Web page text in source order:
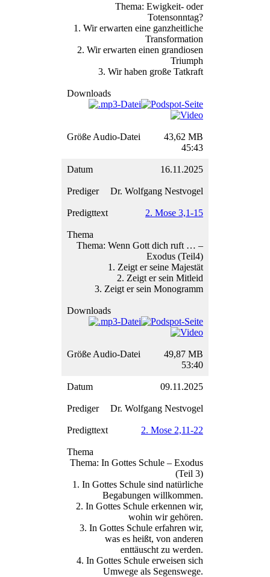
Thema: Ewigkeit- oder
Totensonntag?
1. Wir erwarten eine ganzheitliche
Transformation
2. Wir erwarten einen grandiosen
Triumph
3. Wir haben große Tatkraft
43,62 MB
45:43
16.11.2025
Dr. Wolfgang Nestvogel
2. Mose 3,1-15
Thema: Wenn Gott dich ruft … –
Exodus (Teil4)
1. Zeigt er seine Majestät
2. Zeigt er sein Mitleid
3. Zeigt er sein Monogramm
49,87 MB
53:40
09.11.2025
Dr. Wolfgang Nestvogel
2. Mose 2,11-22
Thema: In Gottes Schule – Exodus
(Teil 3)
1. In Gottes Schule sind natürliche
Begabungen willkommen.
2. In Gottes Schule erkennen wir,
wohin wir gehören.
3. In Gottes Schule erfahren wir,
was es heißt, von anderen
enttäuscht zu werden.
4. In Gottes Schule erweisen sich
Umwege als Segenswege.